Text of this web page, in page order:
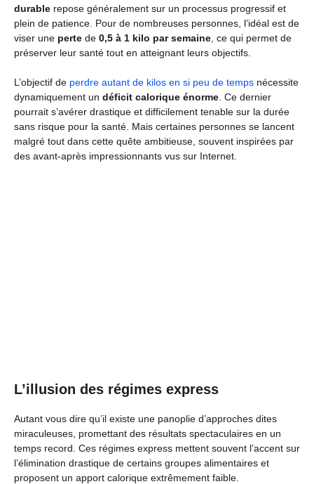
durable repose généralement sur un processus progressif et
plein de patience. Pour de nombreuses personnes, l’idéal est de
viser une perte de 0,5 à 1 kilo par semaine , ce qui permet de
préserver leur santé tout en atteignant leurs objectifs.
L’objectif de perdre autant de kilos en si peu de temps nécessite
dynamiquement un déficit calorique énorme . Ce dernier
pourrait s’avérer drastique et difficilement tenable sur la durée
sans risque pour la santé. Mais certaines personnes se lancent
malgré tout dans cette quête ambitieuse, souvent inspirées par
des avant-après impressionnants vus sur Internet.
L’illusion des régimes express
Autant vous dire qu’il existe une panoplie d’approches dites
miraculeuses, promettant des résultats spectaculaires en un
temps record. Ces régimes express mettent souvent l’accent sur
l’élimination drastique de certains groupes alimentaires et
proposent un apport calorique extrêmement faible.